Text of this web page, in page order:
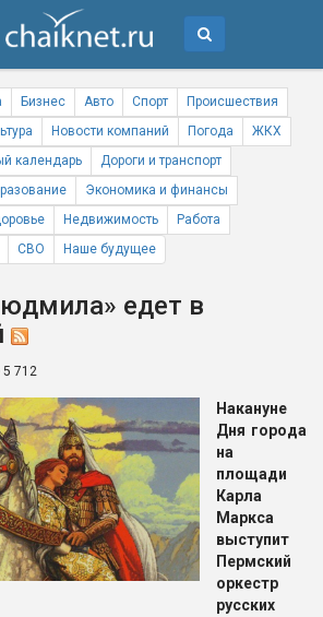
Бизнес Авто Спорт
Происшествия
Новости компаний Погода
ЖКХ
календарь
Дороги и транспорт
Экономика и финансы
Недвижимость
Работа
СВО Наше будущее
едет в
5 712
Накануне
Дня города
на
площади
Карла
Маркса
выступит
Пермский
оркестр
русских